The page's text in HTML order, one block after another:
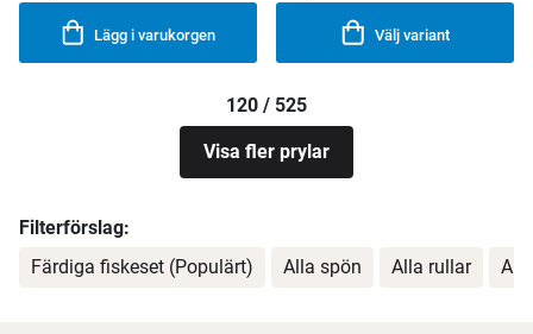
Lägg i varukorgen Välj variant
120 / 525
Visa fler prylar
Filterförslag:
Färdiga fiskeset (Populärt)
Alla spön Alla rullar